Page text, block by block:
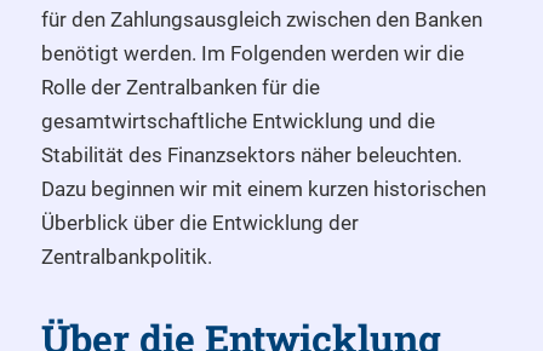
für den Zahlungsausgleich zwischen den Banken
benötigt werden. Im Folgenden werden wir die
Rolle der Zentralbanken für die
gesamtwirtschaftliche Entwicklung und die
Stabilität des Finanzsektors näher beleuchten.
Dazu beginnen wir mit einem kurzen historischen
Überblick über die Entwicklung der
Zentralbankpolitik.
Über die Entwicklung